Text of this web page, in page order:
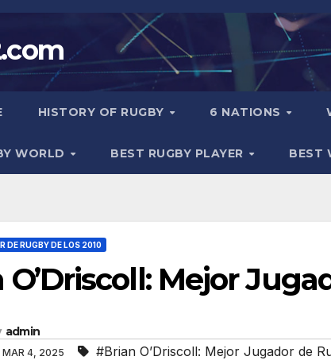
HISTORY OF RUGBY 6 NATIONS
WORLD BEST RUGBY PLAYER BEST
DE RUGBY DE LOS 2010
O’Driscoll: Mejor
admin
MAR 4, 2025 #Brian O’Driscoll: Mejor Jugador de